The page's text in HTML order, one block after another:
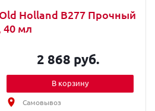
Holland B277 Прочный
40 мл
2 868 руб.
В корзину
Самовывоз